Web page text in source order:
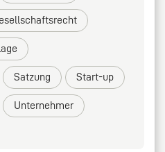
Satzung Start-up
Unternehmer